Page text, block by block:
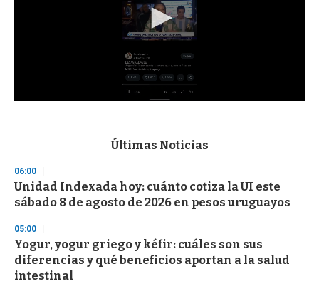
s
d
s
o
f
3
s
e
c
o
Últimas Noticias
06:00
Unidad Indexada hoy: cuánto cotiza la UI este
sábado 8 de agosto de 2026 en pesos uruguayos
05:00
Yogur, yogur griego y kéfir: cuáles son sus
diferencias y qué beneficios aportan a la salud
intestinal